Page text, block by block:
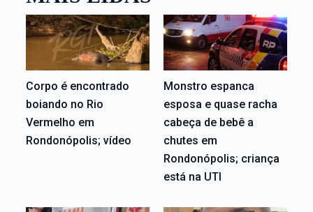
Corpo é encontrado
boiando no Rio
Vermelho em
Rondonópolis; vídeo
Monstro espanca
esposa e quase racha
cabeça de bebê a
chutes em
Rondonópolis; criança
está na UTI